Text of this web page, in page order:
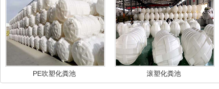
PE吹塑化粪池 滚塑化粪池